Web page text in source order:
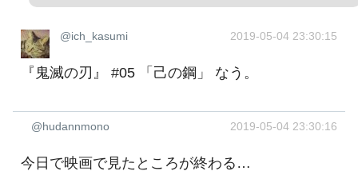
@ich_kasumi 2019-05-04 23:30:15
『鬼滅の刃』 #05 「己の鋼」 なう。
@hudannmono 2019-05-04 23:30:16
今日で映画で見たところが終わる…